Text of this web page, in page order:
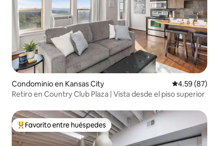
Condominio en Kansas City Calificación
4.59 (87)
Retiro en Country Club Plaza | Vista desde el piso superior
De los mejores en Favorito entre huéspedes
Favorito entre huéspedes